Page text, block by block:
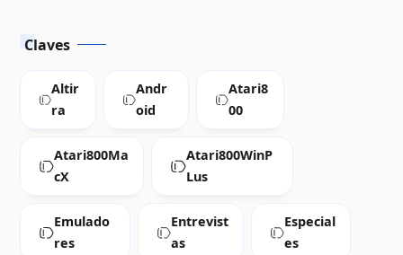
Claves
Altir
ra
Andr
oid
Atari8
00
Atari800Ma
cX
Atari800WinP
Lus
Emulado
res
Entrevist
as
Especial
es